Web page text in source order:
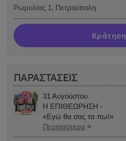
Ρωμυλίας 1, Πετρούπολη
Κράτηση
ΠΑΡΑΣΤΑΣΕΙΣ
31 Αυγούστου
Η ΕΠΙΘΕΩΡΗΣΗ -
«Εγώ θα σας τα πω!»
Περισσότερα >